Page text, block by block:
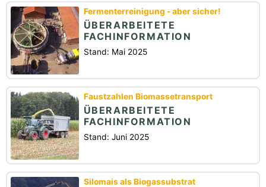
Fermenterreinigung - aber sicher!
ÜBERARBEITETE
FACHINFORMATION
Stand: Mai 2025
Faustzahlen Biomassetransport
ÜBERARBEITETE
FACHINFORMATION
Stand: Juni 2025
Silomais als Biogassubstrat